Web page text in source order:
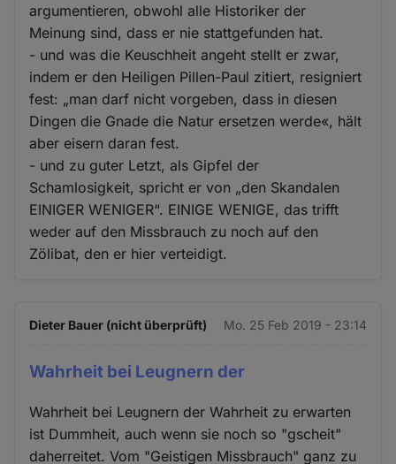
argumentieren, obwohl alle Historiker der
Meinung sind, dass er nie stattgefunden hat.
- und was die Keuschheit angeht stellt er zwar,
indem er den Heiligen Pillen-Paul zitiert, resigniert
fest: „man darf nicht vorgeben, dass in diesen
Dingen die Gnade die Natur ersetzen werde«, hält
aber eisern daran fest.
- und zu guter Letzt, als Gipfel der
Schamlosigkeit, spricht er von „den Skandalen
EINIGER WENIGER“. EINIGE WENIGE, das trifft
weder auf den Missbrauch zu noch auf den
Zölibat, den er hier verteidigt.
Dieter Bauer (nicht überprüft) Mo. 25 Feb 2019 - 23:14
Wahrheit bei Leugnern der
Wahrheit bei Leugnern der Wahrheit zu erwarten
ist Dummheit, auch wenn sie noch so "gscheit"
daherreitet. Vom "Geistigen Missbrauch" ganz zu